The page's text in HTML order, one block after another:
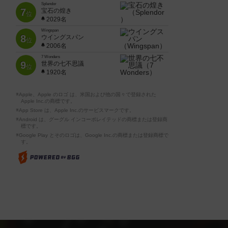
7位
Splendor
宝石の煌き
2029名
8位
Wingspan
ウイングスパン
2006名
9位
7 Wonders
世界の七不思議
1920名
※Apple、Apple のロゴ は、米国および他の国々で登録された
Apple Inc.の商標です。
※App Store は、Apple Inc.のサービスマークです。
※Android は、グーグル インコーポレイテッドの商標または登録商
標です。
※Google Play とそのロゴは、Google Inc.の商標または登録商標で
す。